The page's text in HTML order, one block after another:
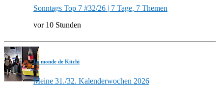
Sonntags Top 7 #32/26 | 7 Tage, 7 Themen
vor 10 Stunden
Le monde de Kitchi
Meine 31./32. Kalenderwochen 2026